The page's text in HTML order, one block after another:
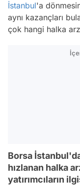
İstanbul'a
aynı kazançları
çok hangi halka
Borsa
hızlanan halka
yatırımcıların